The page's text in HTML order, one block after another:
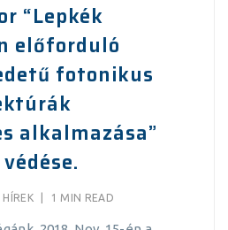
“Lepkék
előforduló
fotonikus
alkalmazása”
HÍREK 1 MIN READ